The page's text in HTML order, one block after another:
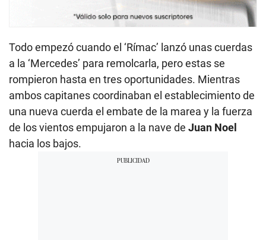
Todo empezó cuando el ‘Rímac’ lanzó unas cuerdas
a la ‘Mercedes’ para remolcarla, pero estas se
rompieron hasta en tres oportunidades. Mientras
ambos capitanes coordinaban el establecimiento de
una nueva cuerda el embate de la marea y la fuerza
de los vientos empujaron a la nave de Juan Noel
hacia los bajos.